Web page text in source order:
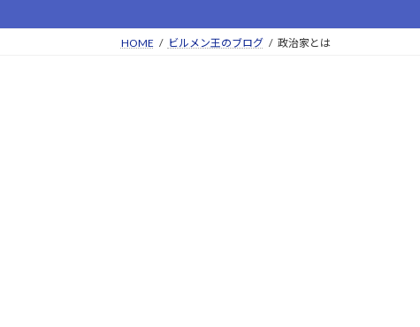
HOME ビルメン王のブログ 政治家とは